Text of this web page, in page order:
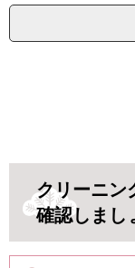
クリーニン
確認しまし